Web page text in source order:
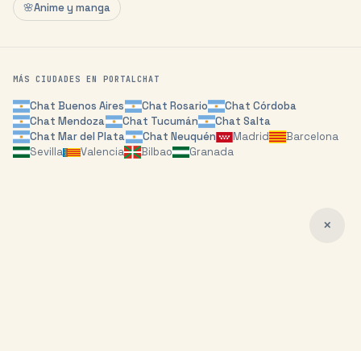
🌸Anime y manga
MÁS CIUDADES EN PORTALCHAT
ChatBuenos Aires Chat Rosario Chat Córdoba
ChatMendoza Chat Tucumán Chat Salta
ChatMar del Plata Chat Neuquén Madrid
Barcelona
Sevilla
Valencia Bilbao Granada
✕